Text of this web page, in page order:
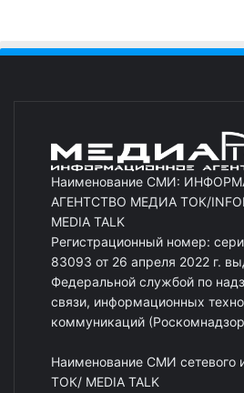
Наименование СМИ:
АГЕНТСТВО МЕДИА ТОК/
MEDIA TALK
Регистрационный номер:
83093 от 26 апреля 2022 г.
Федеральной службой по
связи, информационных
коммуникаций
Наименование СМИ сетевого
ТОК/ MEDIA TALK